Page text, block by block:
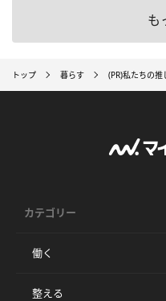
も
トップ 暮らす (PR)私たちの推
カテゴリー
働く
整える